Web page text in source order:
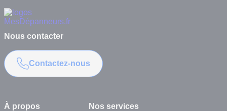
À propos Nos services
Nous contacter
Contactez-nous